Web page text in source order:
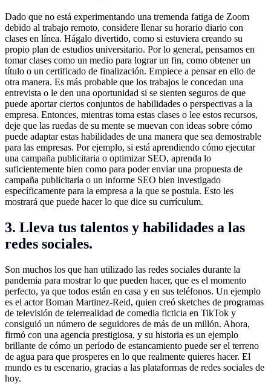
Dado que no está experimentando una tremenda fatiga de Zoom
debido al trabajo remoto, considere llenar su horario diario con
clases en línea. Hágalo divertido, como si estuviera creando su
propio plan de estudios universitario. Por lo general, pensamos en
tomar clases como un medio para lograr un fin, como obtener un
título o un certificado de finalización. Empiece a pensar en ello de
otra manera. Es más probable que los trabajos le concedan una
entrevista o le den una oportunidad si se sienten seguros de que
puede aportar ciertos conjuntos de habilidades o perspectivas a la
empresa. Entonces, mientras toma estas clases o lee estos recursos,
deje que las ruedas de su mente se muevan con ideas sobre cómo
puede adaptar estas habilidades de una manera que sea demostrable
para las empresas. Por ejemplo, si está aprendiendo cómo ejecutar
una campaña publicitaria o optimizar SEO, aprenda lo
suficientemente bien como para poder enviar una propuesta de
campaña publicitaria o un informe SEO bien investigado
específicamente para la empresa a la que se postula. Esto les
mostrará que puede hacer lo que dice su currículum.
3. Lleva tus talentos y habilidades a las
redes sociales.
Son muchos los que han utilizado las redes sociales durante la
pandemia para mostrar lo que pueden hacer, que es el momento
perfecto, ya que todos están en casa y en sus teléfonos. Un ejemplo
es el actor Boman Martinez-Reid, quien creó sketches de programas
de televisión de telerrealidad de comedia ficticia en TikTok y
consiguió un número de seguidores de más de un millón. Ahora,
firmó con una agencia prestigiosa, y su historia es un ejemplo
brillante de cómo un período de estancamiento puede ser el terreno
de agua para que prosperes en lo que realmente quieres hacer. El
mundo es tu escenario, gracias a las plataformas de redes sociales de
hoy.